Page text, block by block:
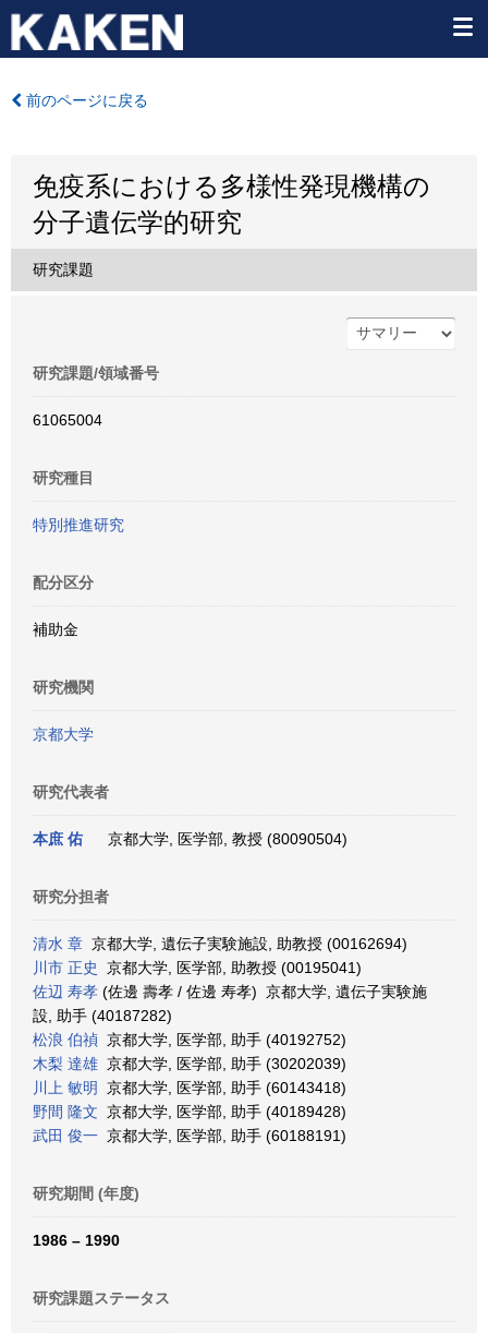
前のページに戻る
免疫系における多様性発現機構の
分子遺伝学的研究
研究課題
研究課題/領域番号
61065004
研究種目
特別推進研究
配分区分
補助金
研究機関
京都大学
研究代表者
本庶 佑 京都大学, 医学部, 教授 (80090504)
研究分担者
清水 章 京都大学, 遺伝子実験施設, 助教授 (00162694)
川市 正史
京都大学, 医学部, 助教授 (00195041)
佐辺 寿孝 (佐邊 壽孝 / 佐邊 寿孝) 京都大学, 遺伝子実験施
設, 助手 (40187282)
松浪 伯禎 京都大学, 医学部, 助手 (40192752)
木梨 達雄 京都大学, 医学部, 助手 (30202039)
川上 敏明
京都大学, 医学部, 助手 (60143418)
野間 隆文 京都大学, 医学部, 助手 (40189428)
武田 俊一 京都大学, 医学部, 助手 (60188191)
研究期間 (年度)
1986 – 1990
研究課題ステータス